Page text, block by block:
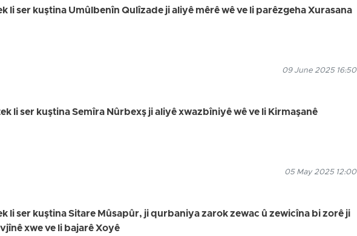
li ser kuştina Umûlbenîn Qulîzade ji aliyê mêrê wê ve li parêzgeha Xurasana
09 June 2025 16:50
li ser kuştina Semîra Nûrbexş ji aliyê xwazbîniyê wê ve li Kirmaşanê
05 May 2025 12:00
li ser kuştina Sitare Mûsapûr, ji qurbaniya zarok zewac û zewicîna bi zorê ji
xwe ve li bajarê Xoyê